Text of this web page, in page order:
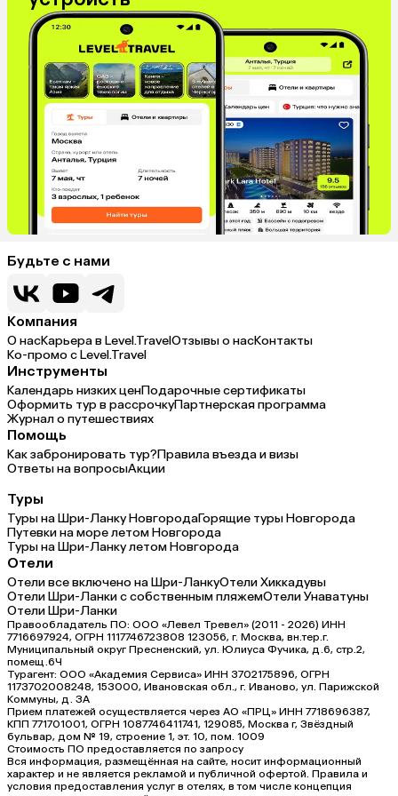
Будьте с нами
Компания
О насКарьера в Level.TravelОтзывы о насКонтакты
Ко-промо с Level.Travel
Инструменты
Календарь низких ценПодарочные сертификаты
Оформить тур в рассрочкуПартнерская программа
Журнал о путешествиях
Помощь
Как забронировать тур?Правила въезда и визы
Ответы на вопросыАкции
Туры
Туры на Шри-Ланку НовгородаГорящие туры Новгорода
Путевки на море летом Новгорода
Туры на Шри-Ланку летом Новгорода
Отели
Отели все включено на Шри-ЛанкуОтели Хиккадувы
Отели Шри-Ланки с собственным пляжемОтели Унаватуны
Отели Шри-Ланки
Правообладатель ПО: ООО «Левел Тревел» (2011 - 2026) ИНН
7716697924, ОГРН 1117746723808 123056, г. Москва, вн.тер.г.
Муниципальный округ Пресненский, ул. Юлиуса Фучика, д.6, стр.2,
помещ.6Ч
Турагент: ООО «Академия Сервиса» ИНН 3702175896, ОГРН
1173702008248, 153000, Ивановская обл., г. Иваново, ул. Парижской
Коммуны, д. ЗА
Прием платежей осуществляется через АО «ПРЦ» ИНН 7718696387,
КПП 771701001, ОГРН 1087746411741, 129085, Москва г, Звёздный
бульвар, дом № 19, строение 1, эт. 10, пом. 1009
Стоимость ПО предоставляется по запросу
Вся информация, размещённая на сайте, носит информационный
характер и не является рекламой и публичной офертой. Правила и
условия предоставления услуг в отелях, в том числе концепция